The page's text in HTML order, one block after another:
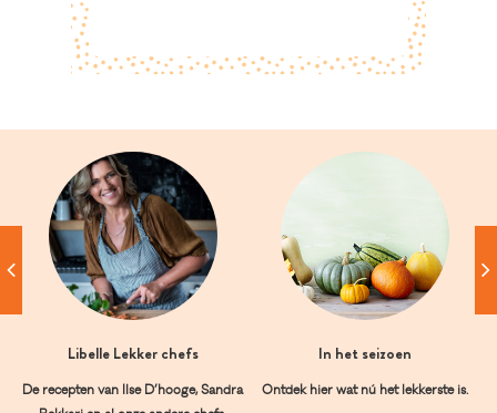
Libelle Lekker chefs
De recepten van Ilse D’hooge, Sandra
In het seizoen
Ontdek hier wat nú het lekkerste is.